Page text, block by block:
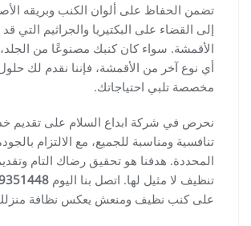
تضمن الحفاظ على ألوان الكنب وبريقه
إلى القضاء على البكتيريا والجراثيم التي
الأقمشة. سواء كان كنبك مصنوعًا من
أي نوع آخر من الأقمشة، فإننا نقدم لك
مخصصة تلبي احتياجاتك.
نحرص في شركة ابداع السلام على تقديم
تنافسية ومناسبة للجميع، مع الالتزام
المحددة. هدفنا هو تحقيق رضاك التام
تنظيف لا مثيل لها. اتصل بنا اليوم
على كنب نظيف ومنعش يعكس نظافة